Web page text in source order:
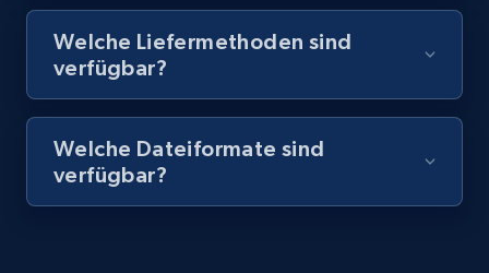
URL, Product name, Product rating, Product
rating object, Product rating max, Rating,
Author name, Asin, and more.
Welche Liefermethoden sind
verfügbar?
Welche Dateiformate sind
verfügbar?